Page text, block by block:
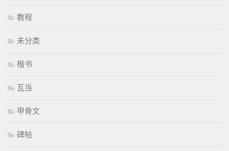
教程
未分类
楷书
瓦当
甲骨文
碑帖